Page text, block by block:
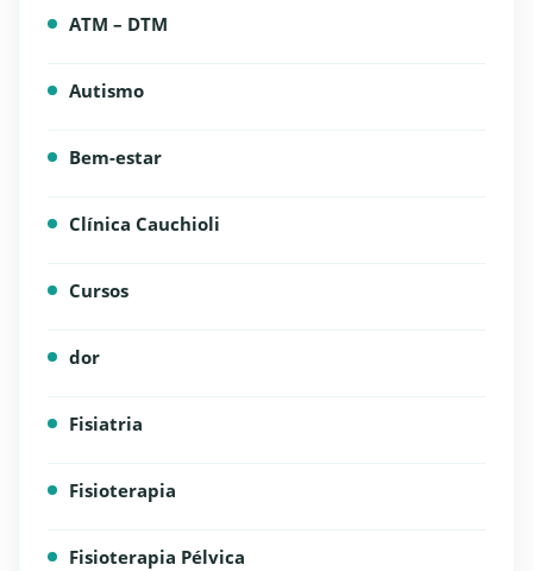
ATM – DTM
Autismo
Bem-estar
Clínica Cauchioli
Cursos
dor
Fisiatria
Fisioterapia
Fisioterapia Pélvica